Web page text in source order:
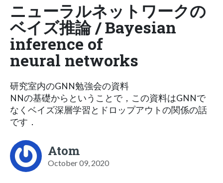
ニューラルネットワークの
ベイズ推論 / Bayesian
inference of
neural networks
研究室内のGNN勉強会の資料
NNの基礎からということで，この資料はGNNで
なくベイズ深層学習とドロップアウトの関係の話
です．
Atom
October 09, 2020